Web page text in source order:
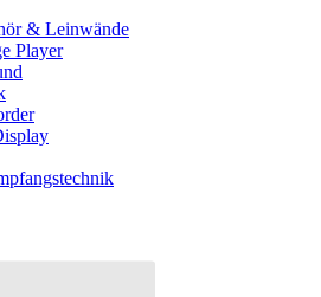
& Leinwände
Player